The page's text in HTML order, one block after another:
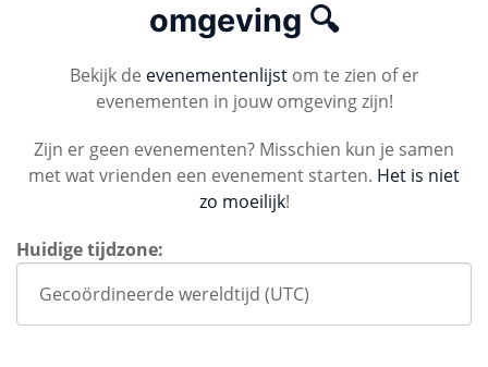
omgeving 🔍
Bekijk de evenementenlijstom te zien of er
evenementen in jouw omgeving zijn!
Zijn er geen evenementen? Misschien kun je samen
met wat vrienden een evenement starten. Het is niet
zo moeilijk!
Huidige tijdzone: